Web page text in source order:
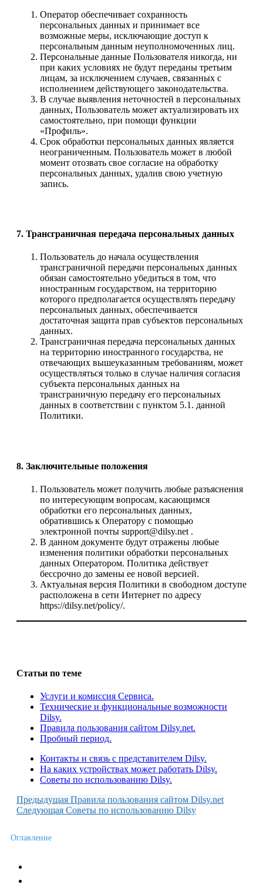
Оператор обеспечивает сохранность
персональных данных и принимает все
возможные меры, исключающие доступ к
персональным данным неуполномоченных лиц.
Персональные данные Пользователя никогда, ни
при каких условиях не будут переданы третьим
лицам, за исключением случаев, связанных с
исполнением действующего законодательства.
В случае выявления неточностей в персональных
данных, Пользователь может актуализировать их
самостоятельно, при помощи функции
«Профиль».
Срок обработки персональных данных является
неограниченным. Пользователь может в любой
момент отозвать свое согласие на обработку
персональных данных, удалив свою учетную
запись.
7. Трансграничная передача персональных данных
Пользователь до начала осуществления
трансграничной передачи персональных данных
обязан самостоятельно убедиться в том, что
иностранным государством, на территорию
которого предполагается осуществлять передачу
персональных данных, обеспечивается
достаточная защита прав субъектов персональных
данных.
Трансграничная передача персональных данных
на территорию иностранного государства, не
отвечающих вышеуказанным требованиям, может
осуществляться только в случае наличия согласия
субъекта персональных данных на
трансграничную передачу его персональных
данных в соответствии с пунктом 5.1. данной
Политики.
8. Заключительные положения
Пользователь может получить любые разъяснения
по интересующим вопросам, касающимся
обработки его персональных данных,
обратившись к Оператору с помощью
электронной почты support@dilsy.net .
В данном документе будут отражены любые
изменения политики обработки персональных
данных Оператором. Политика действует
бессрочно до замены ее новой версией.
Актуальная версия Политики в свободном доступе
расположена в сети Интернет по адресу
https://dilsy.net/policy/.
Статьи по теме
Услуги и комиссия Сервиса.
Технические и функциональные возможности
Dilsy.
Правила пользования сайтом Dilsy.net.
Пробный период.
Контакты и связь с представителем Dilsy.
На каких устройствах может работать Dilsy.
Советы по использованию Dilsy.
Предыдущая Правила пользования сайтом Dilsy.net
Следующая Советы по использованию Dilsy
Оглавление